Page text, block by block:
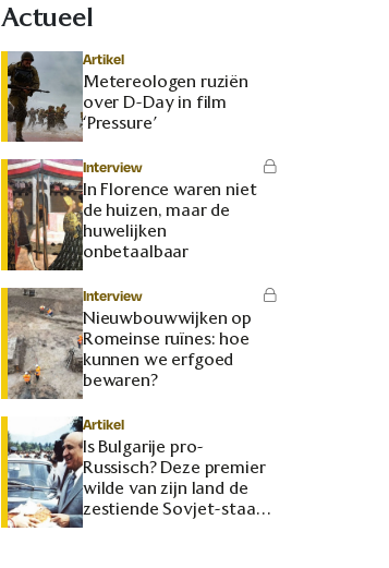
Actueel
Artikel
Metereologen ruziën
over D-Day in film
‘Pressure’
Interview
In Florence waren niet
de huizen, maar de
huwelijken
onbetaalbaar
Interview
Nieuwbouwwijken op
Romeinse ruïnes: hoe
kunnen we erfgoed
bewaren?
Artikel
Is Bulgarije pro-
Russisch? Deze premier
wilde van zijn land de
zestiende Sovjet-staat
maken